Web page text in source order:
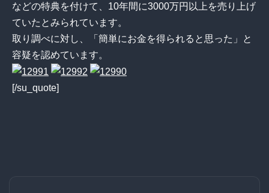
などの特典を付けて、10年間に3000万円以上を売り上げ
ていたとみられています。
取り調べに対し、「簡単にお金を得られると思った」と
容疑を認めています。
[/su_quote]